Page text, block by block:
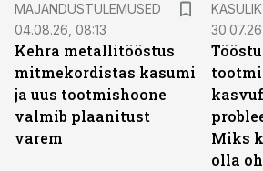
MAJANDUSTULEMUSED
04.08.26, 08:13
Kehra metallitööstus
mitmekordistas kasumi
ja uus tootmishoone
valmib plaanitust
varem
KASULIK
Miks
olla